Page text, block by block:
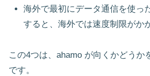
海外で最初にデータ通信を使っ
すると、海外では速度制限がか
この4つは、ahamo が向くかどうか
です。